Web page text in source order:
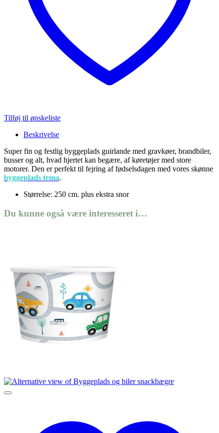
Tilføj til ønskeliste
Beskrivelse
Super fin og festlig byggeplads guirlande med gravkøer, brandbiler,
busser og alt, hvad hjertet kan begære, af køretøjer med store
motorer. Den er perfekt til fejring af fødselsdagen med vores skønne
byggeplads tema.
Størrelse: 250 cm. plus ekstra snor
Du kunne også være interesseret i…